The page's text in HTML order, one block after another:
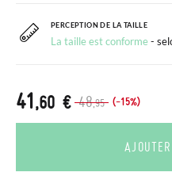
PERCEPTION DE LA TAILLE
La taille est conforme-
48,95 (-15%)
41,60 €